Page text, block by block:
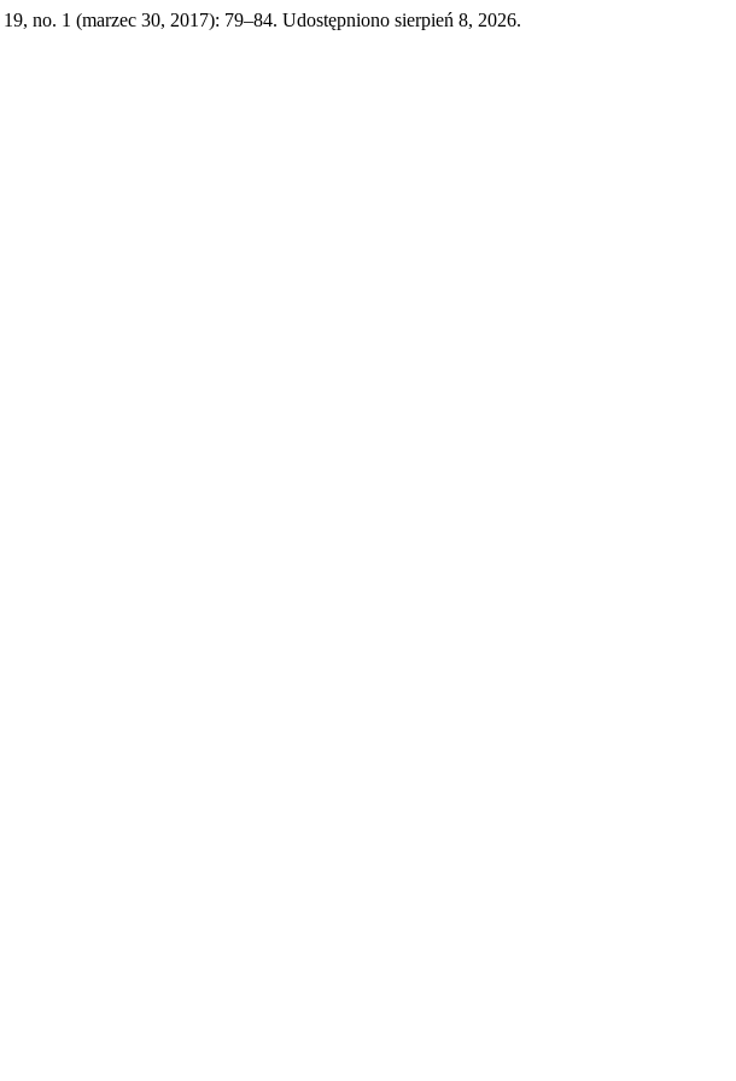
19, no. 1 (marzec 30, 2017): 79–84. Udostępniono sierpień 8, 2026.